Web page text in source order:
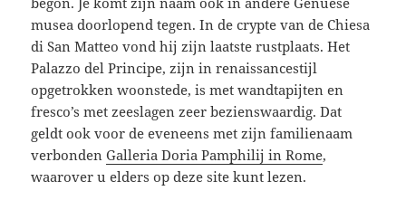
musea doorlopend tegen. In de crypte van de Chiesa
di San Matteo vond hij zijn laatste rustplaats. Het
Palazzo del Principe, zijn in renaissancestijl
opgetrokken woonstede, is met wandtapijten en
fresco’s met zeeslagen zeer bezienswaardig. Dat
geldt ook voor de eveneens met zijn familienaam
verbondenGalleria Doria Pamphilij in Rome,
waarover u elders op deze site kunt lezen.